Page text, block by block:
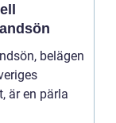
belägen
är en pärla